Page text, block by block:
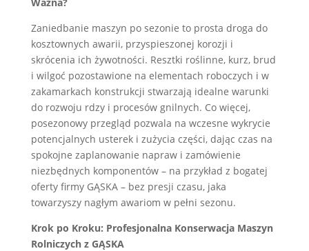
Zaniedbanie maszyn po sezonie to prosta droga do
kosztownych awarii, przyspieszonej korozji i
skrócenia ich żywotności. Resztki roślinne, kurz, brud
i wilgoć pozostawione na elementach roboczych i w
zakamarkach konstrukcji stwarzają idealne warunki
do rozwoju rdzy i procesów gnilnych. Co więcej,
posezonowy przegląd pozwala na wczesne wykrycie
potencjalnych usterek i zużycia części, dając czas na
spokojne zaplanowanie napraw i zamówienie
niezbędnych komponentów – na przykład z bogatej
oferty firmy GĄSKA – bez presji czasu, jaka
towarzyszy nagłym awariom w pełni sezonu.
Krok po Kroku: Profesjonalna Konserwacja Maszyn
Rolniczych z GĄSKA